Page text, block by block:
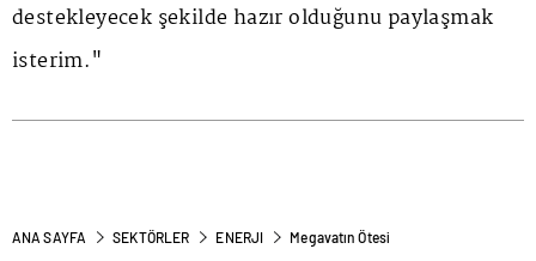
destekleyecek şekilde hazır olduğunu paylaşmak
isterim."
ANA SAYFA SEKTÖRLER ENERJI Megavatın Ötesi